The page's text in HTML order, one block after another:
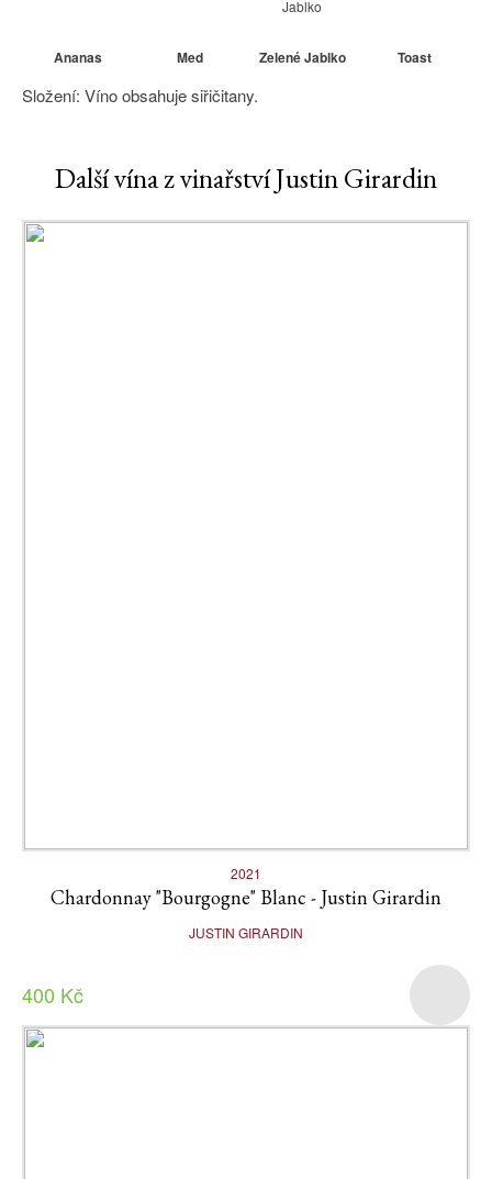
Ananas Med Zelené Jablko Toast
Složení: Víno obsahuje siřičitany.
Další vína z vinařství Justin Girardin
2021
Chardonnay "Bourgogne" Blanc - Justin Girardin
JUSTIN GIRARDIN
400 Kč